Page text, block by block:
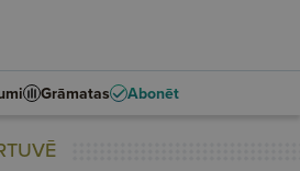
Grāmatas Abonēt